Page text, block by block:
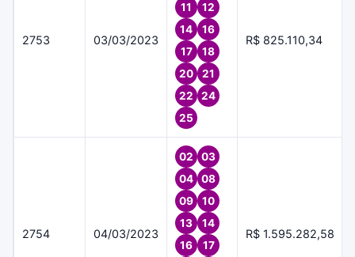
2753 03/03/2023
11
12
14
16
17
18
20
21
22
24
25
R$ 825.110,34
2754 04/03/2023
02
03
04
08
09
10
13
14
16
17
R$ 1.595.282,58